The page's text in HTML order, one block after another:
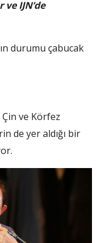
IJN’de
durumu çabucak
ve Körfez
de yer aldığı bir